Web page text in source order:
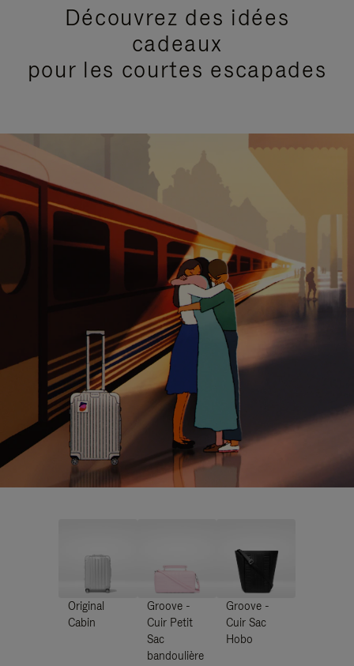
Découvrez des idées
cadeaux
pour les courtes escapades
Original
Cabin
Groove -
Cuir Petit
Sac
bandoulière
Groove -
Cuir Sac
Hobo